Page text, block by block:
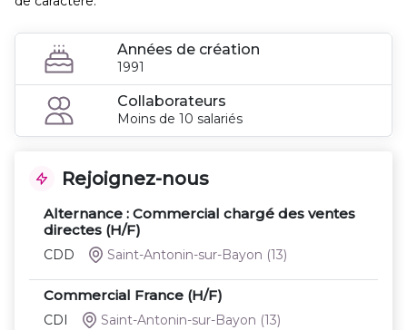
Années de création
1991
Collaborateurs
Moins de 10 salariés
Rejoignez-nous
Alternance : Commercial chargé des ventes
directes (H/F)
CDD Saint-Antonin-sur-Bayon (13)
Commercial France (H/F)
CDI Saint-Antonin-sur-Bayon (13)